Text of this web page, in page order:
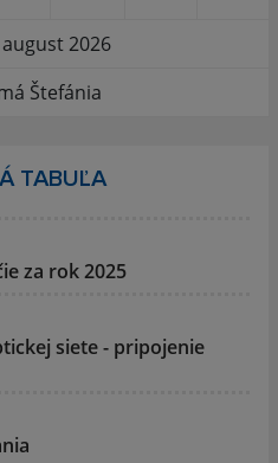
2026
Štefánia
TABUĽA
za rok 2025
siete - pripojenie